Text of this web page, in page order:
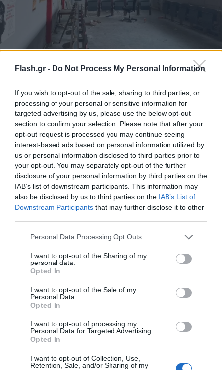
Flash.gr - Do Not Process My Personal Information
If you wish to opt-out of the sale, sharing to third parties, or
processing of your personal or sensitive information for
targeted advertising by us, please use the below opt-out
section to confirm your selection. Please note that after your
opt-out request is processed you may continue seeing
interest-based ads based on personal information utilized by
us or personal information disclosed to third parties prior to
your opt-out. You may separately opt-out of the further
disclosure of your personal information by third parties on the
IAB’s list of downstream participants. This information may
also be disclosed by us to third parties on the IAB’s List of
Downstream Participants that may further disclose it to other
Please note that this website/app uses one or more Google
not limited to your visit or usage behaviour. You may click to
grant or deny consent to Google and its third-party tags to
use your data for below specified purposes in below Google
consent section.
Personal Data Processing Opt Outs
I want to opt-out of the Sharing of my
personal data.
Opted In
I want to opt-out of the Sale of my
Personal Data.
Opted In
I want to opt-out of processing my
Personal Data for Targeted Advertising.
Opted In
I want to opt-out of Collection, Use,
Retention, Sale, and/or Sharing of my
Πλάνα από την εκκένωση
Ο χώρος αποδόθηκε στις Πρυτανικές Αρχές, ενώ,
παράλληλα με την επιχείρηση, οι αστυνομικοί
συνέδραμαν τις αρμόδιες υπηρεσίες που
πραγματοποίησαν εργασίες αποκατάστασης.
Προανάκριση διενεργείται από τη Διεύθυνση
Ασφάλειας Αττικής.